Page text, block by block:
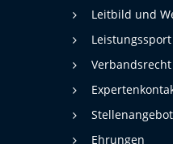
Leitbild und
Leistungssport
Verbandsrecht
Ehrungen